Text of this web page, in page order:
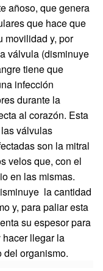
añoso, que genera
que hace que
movilidad y, por
válvula (disminuye
tiene que
infección
durante la
al corazón. Esta
válvulas
son la mitral
velos que, con el
en las mismas.
la cantidad
y, para paliar esta
su espesor para
llegar la
del organismo.